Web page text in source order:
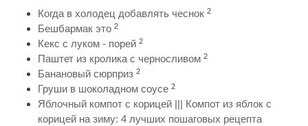
Когда в холодец добавлять чеснок 2
Бешбармак это 2
Кекс с луком - порей 2
Паштет из кролика с черносливом 2
Банановый сюрприз 2
Груши в шоколадном соусе 2
Яблочный компот с корицей ||| Компот из яблок с
корицей на зиму: 4 лучших пошаговых рецепта